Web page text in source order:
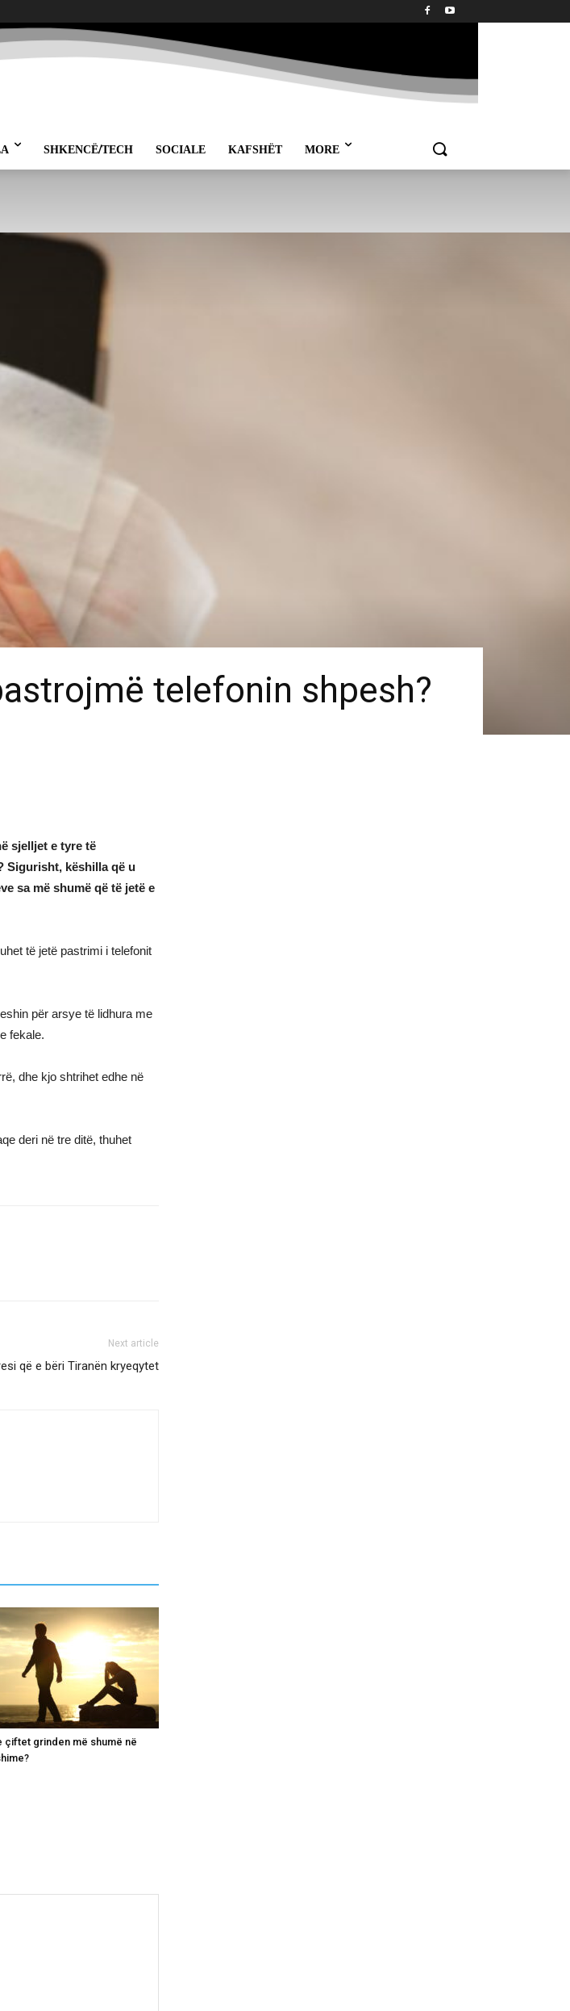
SHKENCË/TECH SOCIALE KAFSHËT MORE
telefonin shpesh?
sjelljet e tyre të
Sigurisht, këshilla që u
sa më shumë që të jetë e
të jetë pastrimi i telefonit
për arsye të lidhura me
fekale.
dhe kjo shtrihet edhe në
deri në tre ditë, thuhet
Next article
që e bëri Tiranën kryeqytet
çiftet grinden më shumë në